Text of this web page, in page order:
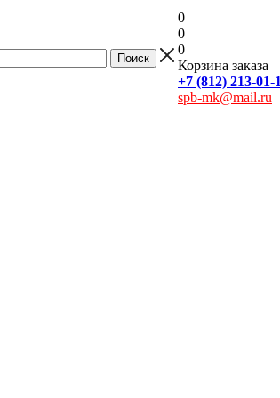
0
0
0
Корзина заказа
+7 (812) 213-01-
spb-mk@mail.ru